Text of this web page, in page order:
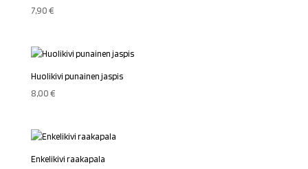
7,90€
Huolikivi punainen jaspis
8,00€
Enkelikivi raakapala